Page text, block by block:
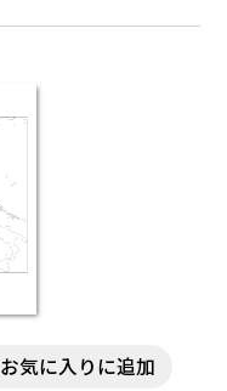
お気に入りに追加